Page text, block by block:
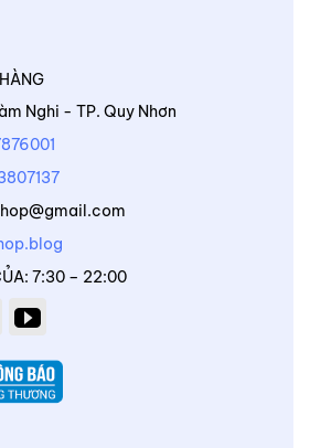
Nghi - TP. Quy Nhơn
7:30 – 22:00